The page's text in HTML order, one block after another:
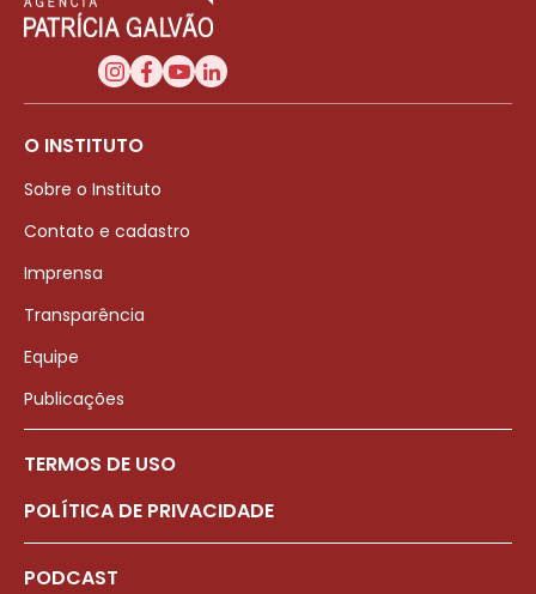
O INSTITUTO
Sobre o Instituto
Contato e cadastro
Imprensa
Transparência
Equipe
Publicações
TERMOS DE USO
POLÍTICA DE PRIVACIDADE
PODCAST